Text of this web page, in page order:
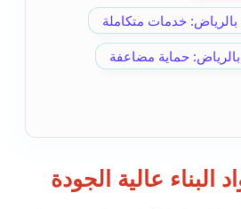
خدمات متكاملة
حماية مضاعفة
البناء عالية الجودة